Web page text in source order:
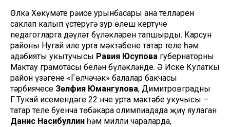
Өлкә Хөкүмәте рәисе урынбасары ана телләрен
саклап калып үстерүгә зур өлеш кертүче
педагогларга дәүләт бүләкләрен тапшырды. Карсун
районы Нугай иле урта мәктәбенең татар теле һәм
әдәбияты укытучысы Равия Юсупова губернаторның
Мактау грамотасы белән бүләкләнде. Ә Иске Кулаткы
район үзәгенең «Гөлчәчәк» балалар бакчасы
тәрбиячесе Зөлфия Юмангулова, Димитровградның
Г.Тукай исемендәге 22 нче урта мәктәбе укучысы –
татар теле буенча төбәкара олимпиадада җиңү яулаган
Данис Насибуллин һәм милли чараларда,